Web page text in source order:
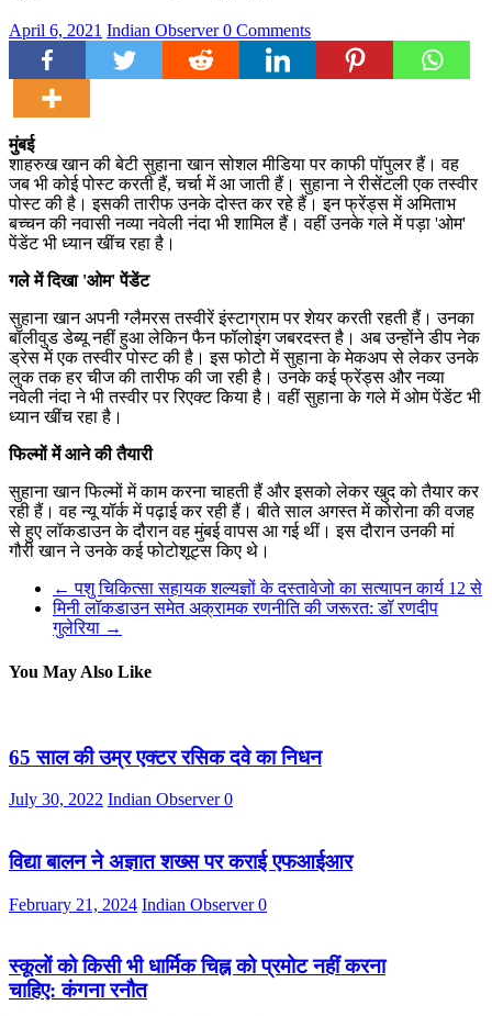
April 6, 2021 Indian Observer0 Comments
मुंबई
शाहरुख खान की बेटी सुहाना खान सोशल मीडिया पर काफी पॉपुलर हैं। वह
जब भी कोई पोस्ट करती हैं, चर्चा में आ जाती हैं। सुहाना ने रीसेंटली एक तस्वीर
पोस्ट की है। इसकी तारीफ उनके दोस्त कर रहे हैं। इन फ्रेंड्स में अमिताभ
बच्चन की नवासी नव्या नवेली नंदा भी शामिल हैं। वहीं उनके गले में पड़ा 'ओम'
पेंडेंट भी ध्यान खींच रहा है।
गले में दिखा 'ओम' पेंडेंट
सुहाना खान अपनी ग्लैमरस तस्वीरें इंस्टाग्राम पर शेयर करती रहती हैं। उनका
बॉलीवुड डेब्यू नहीं हुआ लेकिन फैन फॉलोइंग जबरदस्त है। अब उन्होंने डीप नेक
ड्रेस में एक तस्वीर पोस्ट की है। इस फोटो में सुहाना के मेकअप से लेकर उनके
लुक तक हर चीज की तारीफ की जा रही है। उनके कई फ्रेंड्स और नव्या
नवेली नंदा ने भी तस्वीर पर रिएक्ट किया है। वहीं सुहाना के गले में ओम पेंडेंट भी
ध्यान खींच रहा है।
फिल्मों में आने की तैयारी
सुहाना खान फिल्मों में काम करना चाहती हैं और इसको लेकर खुद को तैयार कर
रही हैं। वह न्यू यॉर्क में पढ़ाई कर रही हैं। बीते साल अगस्त में कोरोना की वजह
से हुए लॉकडाउन के दौरान वह मुंबई वापस आ गई थीं। इस दौरान उनकी मां
गौरी खान ने उनके कई फोटोशूट्स किए थे।
← पशु चिकित्सा सहायक शल्यज्ञों के दस्तावेजो का सत्यापन कार्य 12 से
मिनी लॉकडाउन समेत अक्रामक रणनीति की जरूरत: डॉ रणदीप
गुलेरिया →
You May Also Like
65 साल की उम्र एक्टर रसिक दवे का निधन
July 30, 2022 Indian Observer0
विद्या बालन ने अज्ञात शख्स पर कराई एफआईआर
February 21, 2024 Indian Observer0
स्कूलों को किसी भी धार्मिक चिह्न को प्रमोट नहीं करना
चाहिए: कंगना रनौत